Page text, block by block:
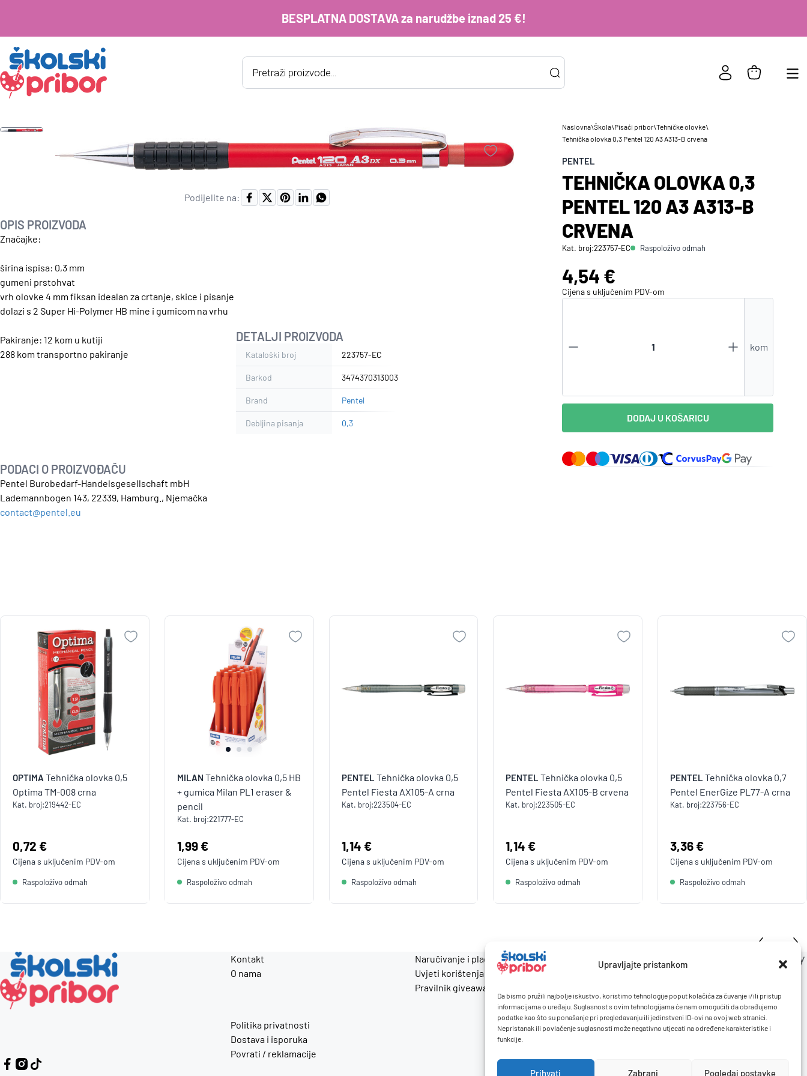
Upravljajte pristankom
Da bismo pružili najbolje iskustvo, koristimo tehnologije poput kolačića za čuvanje i/ili pristup
informacijama o uređaju. Suglasnost s ovim tehnologijama će nam omogućiti da obrađujemo
podatke kao što su ponašanje pri pregledavanju ili jedinstveni ID-ovi na ovoj web stranici.
Nepristanak ili povlačenje suglasnosti može negativno utjecati na određene karakteristike i
funkcije.
Prihvati Zabrani Pogledaj postavke
BESPLATNA DOSTAVA za narudžbe iznad 25 €!
Products
search
PRIJAVA POSTOJEĆIH KORISNIKA
korisničko
Zapamti me na ovom uređaju
Zaboravili ste lozinku?
NOVI STE NA WEBSHOP-U?
Podijelite na:
OPIS PROIZVODA
Značajke:
širina ispisa: 0,3 mm
gumeni prstohvat
vrh olovke 4 mm fiksan idealan za crtanje, skice i pisanje
dolazi s 2 Super Hi-Polymer HB mine i gumicom na vrhu
Pakiranje: 12 kom u kutiji
288 kom transportno pakiranje
DETALJI PROIZVODA
Kataloški broj 223757-EC
Barkod 3474370313003
Brand Pentel
Debljina pisanja 0,3
PODACI O PROIZVOĐAČU
Pentel Burobedarf-Handelsgesellschaft mbH
Lademannbogen 143, 22339, Hamburg., Njemačka
contact@pentel.eu
Naslovna\Škola\Pisaći pribor\Tehničke olovke\
Tehnička olovka 0,3 Pentel 120 A3 A313-B crvena
PENTEL
TEHNIČKA OLOVKA 0,3
PENTEL 120 A3 A313-B
CRVENA
Kat. broj:223757-EC Raspoloživo odmah
Cijena:
4,54 €
Cijena s uključenim PDV-om
kom
DODAJ U KOŠARICU
OPTIMA Tehnička olovka 0,5
Optima TM-008 crna
Kat. broj:219442-EC
Cijena:
0,72 €
Cijena s uključenim PDV-om
Raspoloživo odmah
MILAN Tehnička olovka 0,5 HB
+ gumica Milan PL1 eraser &
pencil
Kat. broj:221777-EC
Cijena:
1,99 €
Cijena s uključenim PDV-om
Raspoloživo odmah
PENTEL Tehnička olovka 0,5
Pentel Fiesta AX105-A crna
Kat. broj:223504-EC
Cijena:
1,14 €
Cijena s uključenim PDV-om
Raspoloživo odmah
PENTEL Tehnička olovka 0,5
Pentel Fiesta AX105-B crvena
Kat. broj:223505-EC
Cijena:
1,14 €
Cijena s uključenim PDV-om
Raspoloživo odmah
PENTEL Tehnička olovka 0,7
Pentel EnerGize PL77-A crna
Kat. broj:223756-EC
Cijena:
3,36 €
Cijena s uključenim PDV-om
Raspoloživo odmah
Kontakt
O nama
Naručivanje i plaćanje
Uvjeti korištenja
Pravilnik giveaway
Politika privatnosti
Dostava i isporuka
Povrati / reklamacije